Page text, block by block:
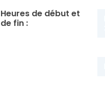
Heures de début et
de fin :